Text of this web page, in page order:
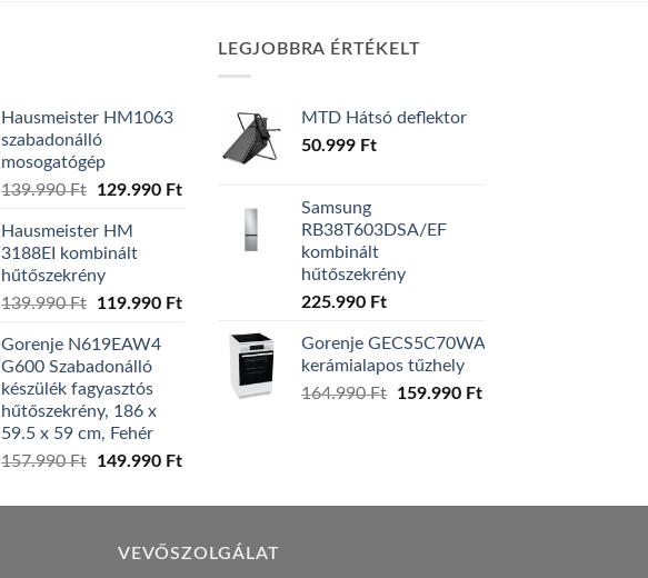
Hausmeister HM1063
szabadonálló
mosogatógép
139.990Ft
Original
was:
139.990 Ft.
129.990 FtCurrent
Hausmeister HM
3188EI kombinált
hűtőszekrény
139.990Ft
Original
was:
139.990 Ft.
119.990 FtCurrent
119.990 Ft.
Gorenje N619EAW4
G600 Szabadonálló
készülék fagyasztós
hűtőszekrény, 186 x
59.5 x 59 cm, Fehér
157.990Ft
Original
was:
149.990 FtCurrent
is:
LEGJOBBRA ÉRTÉKELT
MTD Hátsó deflektor
50.999 Ft
Samsung
RB38T603DSA/EF
kombinált
hűtőszekrény
225.990 Ft
Gorenje GECS5C70WA
kerámialapos tűzhely
164.990Ft
Original
159.990 FtCurrent
VEVŐSZOLGÁLAT